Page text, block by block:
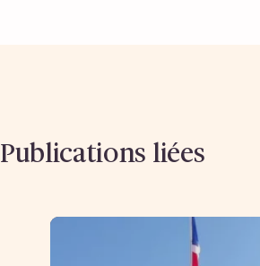
Publications liées